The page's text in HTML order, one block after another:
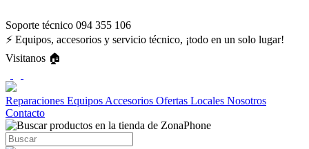
Soporte técnico 094 355 106
⚡ Equipos, accesorios y servicio técnico, ¡todo en un solo lugar!
Visitanos 🏠
Reparaciones Equipos Accesorios Ofertas Locales Nosotros
Contacto